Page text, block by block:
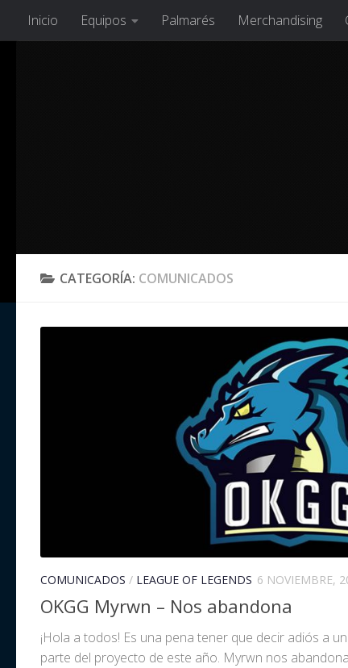
Saltar al contenido
Inicio Equipos Palmarés Merchandising
CATEGORÍA: COMUNICADOS
COMUNICADOS / LEAGUE OF LEGENDS 6 NOVIEMBRE,
OKGG Myrwn – Nos abandona
¡Hola a todos! Es una pena tener que decir adiós a
parte del proyecto de este año. Myrwn nos